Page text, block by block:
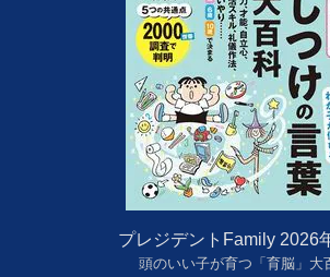
プレジデントFamily 2026
頭のいい子が育つ「育脳」大